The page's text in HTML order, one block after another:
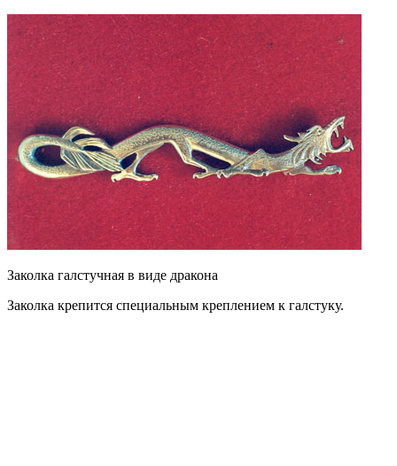
Заколка галстучная в виде дракона
Заколка крепится специальным креплением к галстуку.